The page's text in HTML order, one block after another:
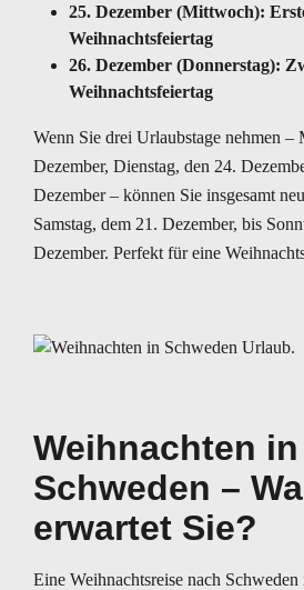
25. Dezember (Mittwoch):
Weihnachtsfeiertag
26. Dezember (Donnerstag):
Weihnachtsfeiertag
Wenn Sie drei Urlaubstage nehmen –
Dezember, Dienstag, den 24.
Dezember – können Sie insgesamt
Samstag, dem 21. Dezember, bis
Dezember. Perfekt für eine
Weihnachten in
Schweden –
erwartet Sie?
Eine Weihnachtsreise nach